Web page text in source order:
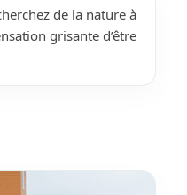
de la nature à
grisante d’être